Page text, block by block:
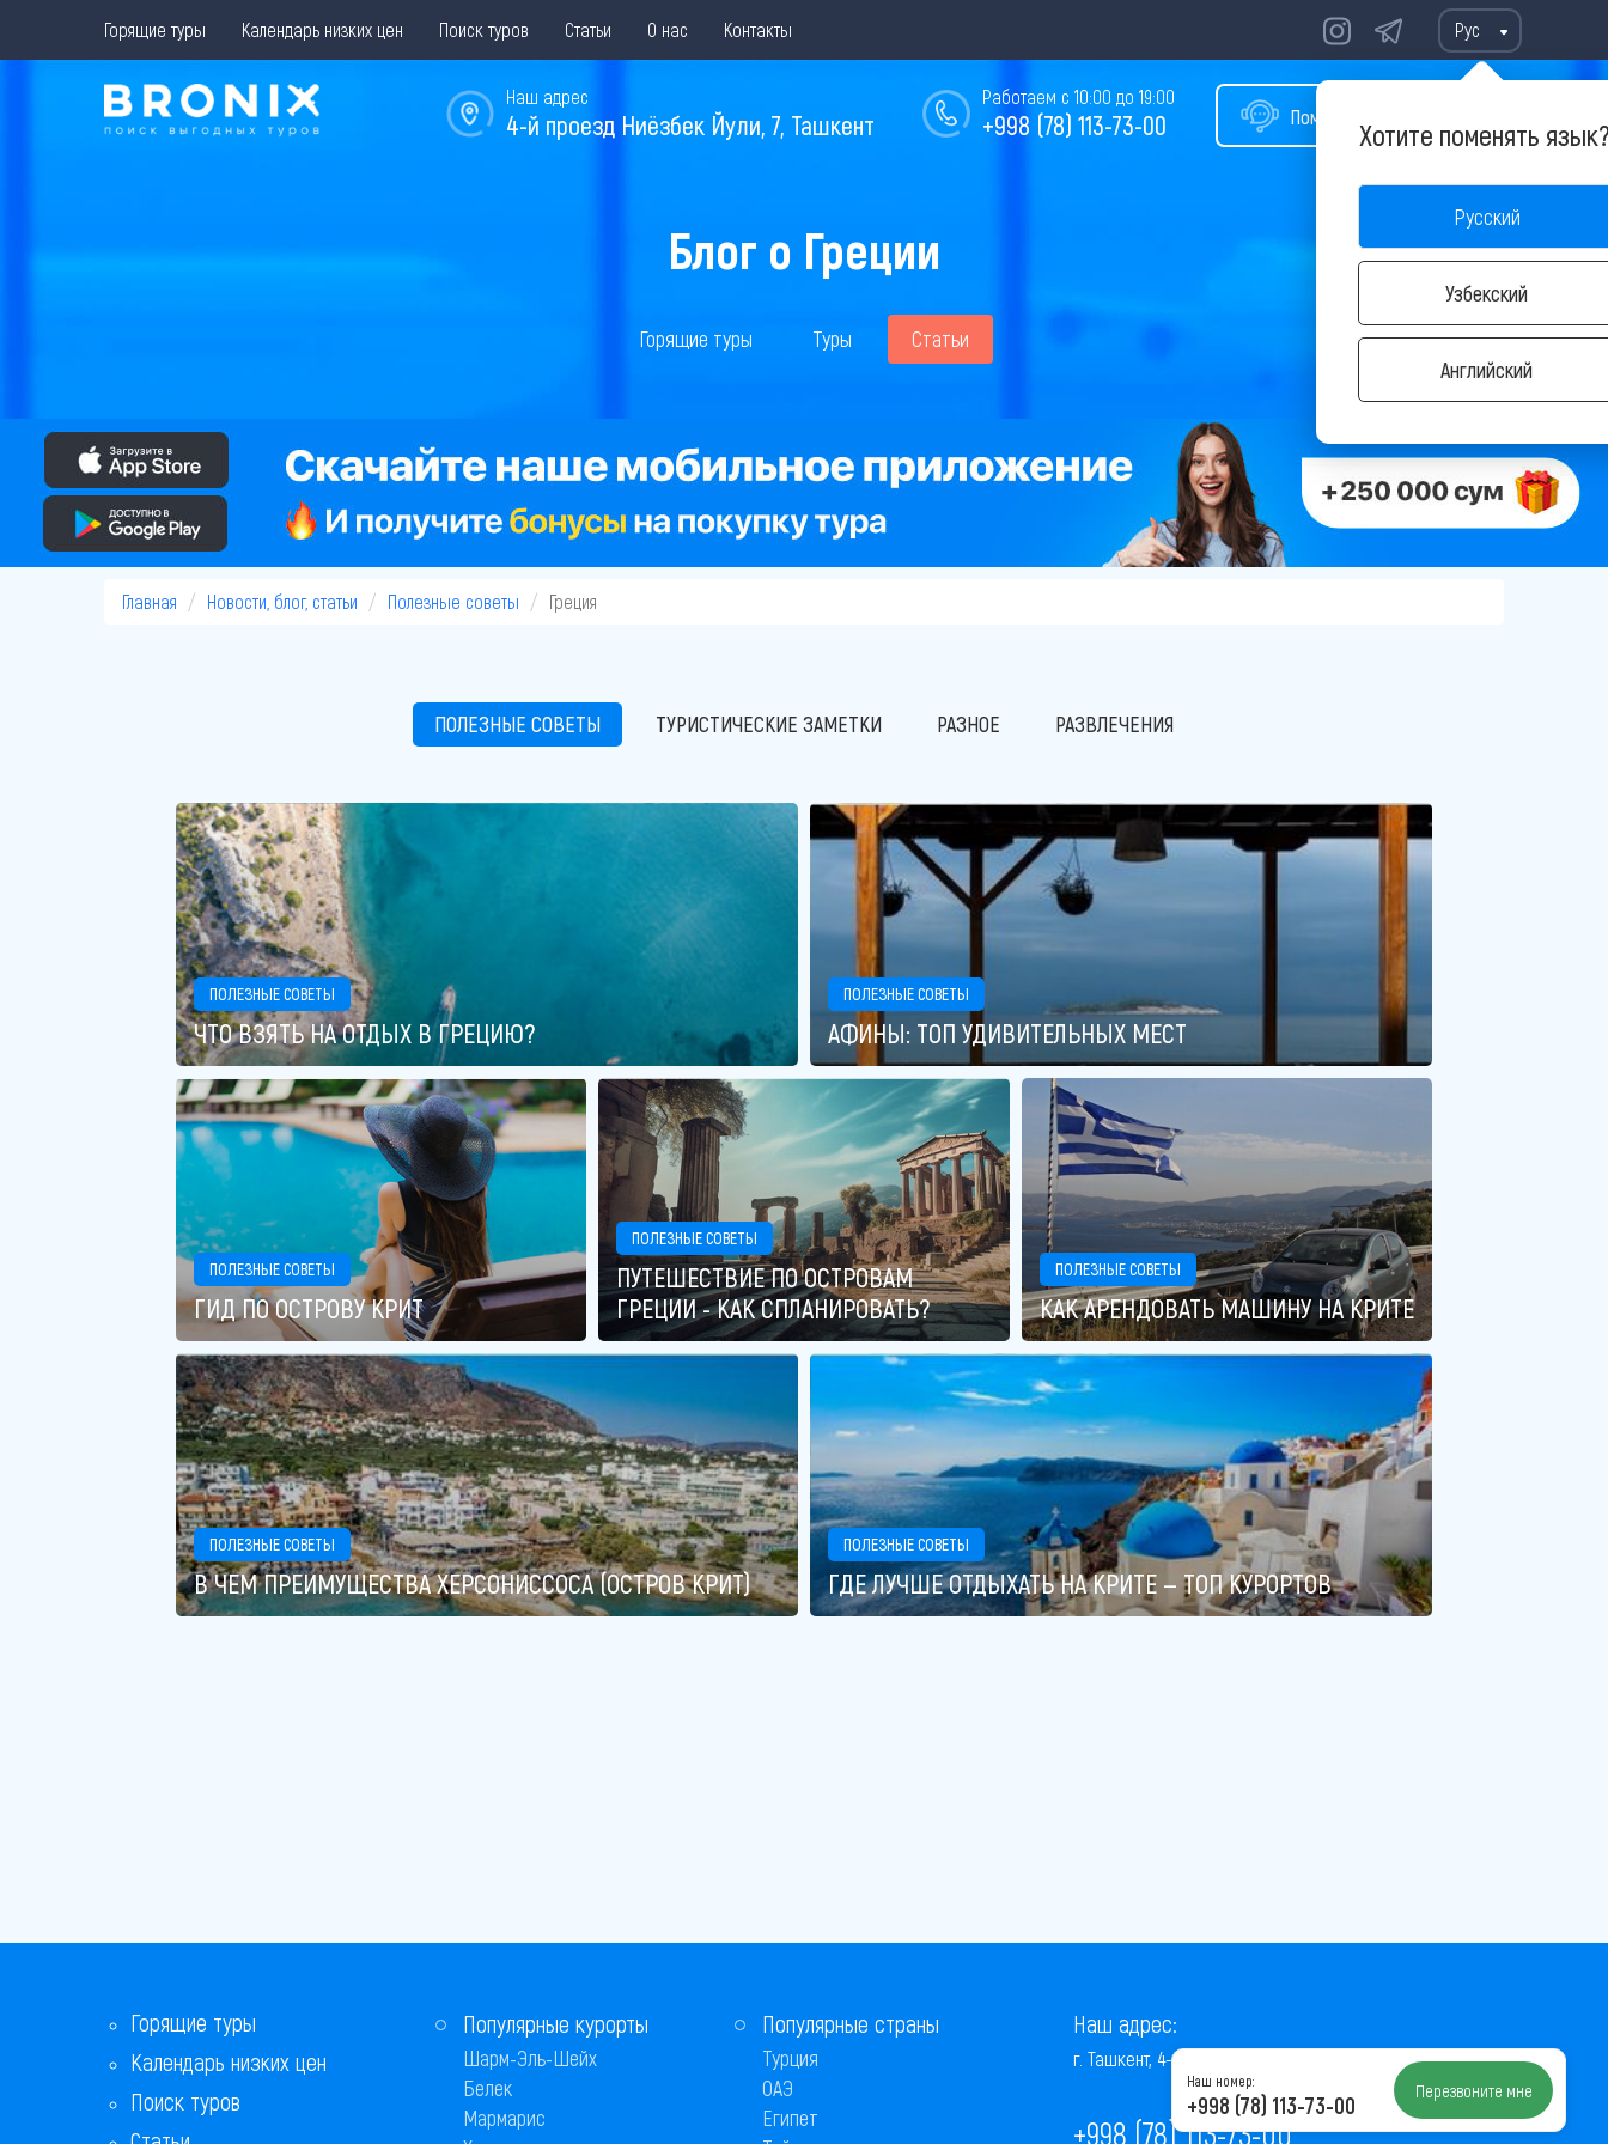
Горящие туры Календарь низких цен Поиск туров Статьи О нас Контакты Рус
Хотите поменять
Русский
Узбекский
Английский
Помощь в подборе тура
Работаем с 10:00 до 19:00
+998 (78) 113-73-00
Наш адрес
4-й проезд Ниёзбек Йули, 7, Ташкент
Блог о Греции
Горящие туры Туры Статьи
Главная Новости, блог, статьи Полезные советы Греция
ПОЛЕЗНЫЕ СОВЕТЫ ТУРИСТИЧЕСКИЕ ЗАМЕТКИ РАЗНОЕ РАЗВЛЕЧЕНИЯ
ПОЛЕЗНЫЕ СОВЕТЫ
ЧТО ВЗЯТЬ НА ОТДЫХ В ГРЕЦИЮ?
ПОЛЕЗНЫЕ СОВЕТЫ
АФИНЫ: ТОП УДИВИТЕЛЬНЫХ МЕСТ
ПОЛЕЗНЫЕ СОВЕТЫ
​​​​​​​ГИД ПО ОСТРОВУ КРИТ
ПОЛЕЗНЫЕ СОВЕТЫ
ПУТЕШЕСТВИЕ ПО ОСТРОВАМ
ГРЕЦИИ - КАК СПЛАНИРОВАТЬ?
ПОЛЕЗНЫЕ СОВЕТЫ
КАК АРЕНДОВАТЬ МАШИНУ НА КРИТЕ
ПОЛЕЗНЫЕ СОВЕТЫ
В ЧЕМ ПРЕИМУЩЕСТВА ХЕРСОНИССОСА (ОСТРОВ КРИТ)
ПОЛЕЗНЫЕ СОВЕТЫ
ГДЕ ЛУЧШЕ ОТДЫХАТЬ НА КРИТЕ — ТОП КУРОРТОВ
Горящие туры
Календарь низких цен
Поиск туров
Популярные курорты
Шарм-Эль-Шейх
Белек
Мармарис
Популярные страны
Турция
ОАЭ
Египет
Наш адрес:
г. Ташкент, 4-й проезд Ниёзбек Йули, 7
+998 (78) 113-73-00
Наш номер:
+998 (78) 113-73-00 Перезвоните мне